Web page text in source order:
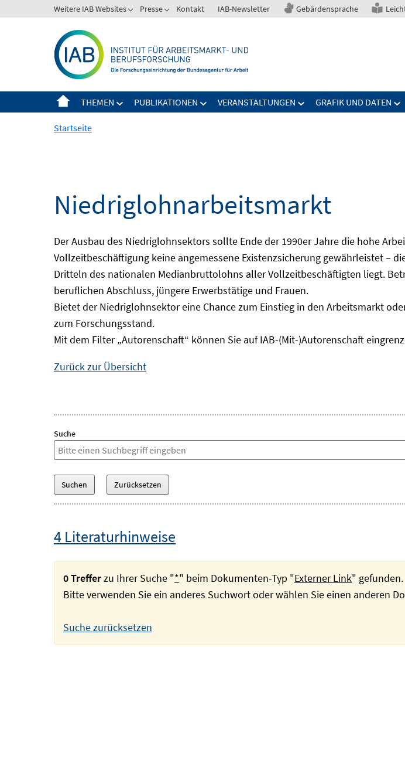
zum
Weitere IAB Websites Presse Kontakt IAB-Newsletter Gebärdensprache
THEMEN PUBLIKATIONEN VERANSTALTUNGEN GRAFIK UND DATEN
Startseite
Niedriglohnarbeitsmarkt
Der Ausbau des Niedriglohnsektors sollte Ende der 1990er Jahre die hohe
Vollzeitbeschäftigung keine angemessene Existenzsicherung gewährleistet –
Dritteln des nationalen Medianbruttolohns aller Vollzeitbeschäftigten liegt.
beruflichen Abschluss, jüngere Erwerbstätige und Frauen.
Bietet der Niedriglohnsektor eine Chance zum Einstieg in den Arbeitsmarkt
zum Forschungsstand.
Mit dem Filter „Autorenschaft“ können Sie auf IAB-(Mit-)Autorenschaft
Zurück zur Übersicht
Suche
4 Literaturhinweise
0 Trefferzu Ihrer Suche "*" beim Dokumenten-Typ "Externer Link" gefunden.
Bitte verwenden Sie ein anderes Suchwort oder wählen Sie einen anderen
Suche zurücksetzen